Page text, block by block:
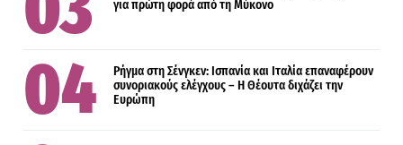
για πρώτη φορά από τη Μύκονο
Ρήγμα στη Σένγκεν: Ισπανία και Ιταλία επαναφέρουν
συνοριακούς ελέγχους – Η Θέουτα διχάζει την
Ευρώπη